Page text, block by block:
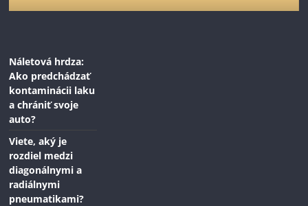
Náletová hrdza:
Ako predchádzať
kontaminácii laku
a chrániť svoje
auto?
Viete, aký je
rozdiel medzi
diagonálnymi a
radiálnymi
pneumatikami?